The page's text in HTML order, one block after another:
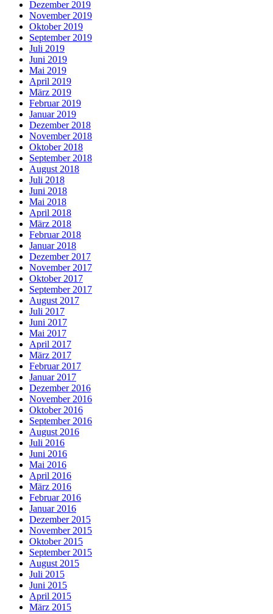
Dezember 2019
November 2019
Oktober 2019
September 2019
Juli 2019
Juni 2019
Mai 2019
April 2019
März 2019
Februar 2019
Januar 2019
Dezember 2018
November 2018
Oktober 2018
September 2018
August 2018
Juli 2018
Juni 2018
Mai 2018
April 2018
März 2018
Februar 2018
Januar 2018
Dezember 2017
November 2017
Oktober 2017
September 2017
August 2017
Juli 2017
Juni 2017
Mai 2017
April 2017
März 2017
Februar 2017
Januar 2017
Dezember 2016
November 2016
Oktober 2016
September 2016
August 2016
Juli 2016
Juni 2016
Mai 2016
April 2016
März 2016
Februar 2016
Januar 2016
Dezember 2015
November 2015
Oktober 2015
September 2015
August 2015
Juli 2015
Juni 2015
April 2015
März 2015